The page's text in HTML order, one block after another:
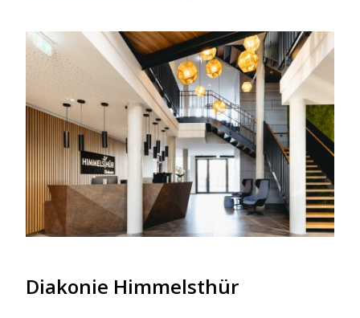
Diakonie Himmelsthür